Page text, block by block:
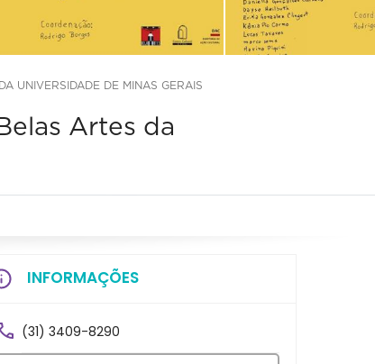
UNIVERSIDADE DE MINAS GERAIS
Artes da
INFORMAÇÕES
(31) 3409-8290